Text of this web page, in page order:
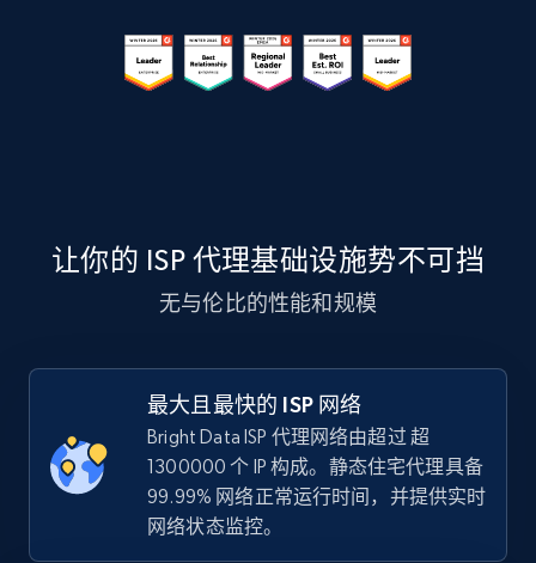
让你的 ISP 代理基础设施势不可挡
无与伦比的性能和规模
最大且最快的 ISP 网络
Bright Data ISP 代理网络由超过 超
1300000 个 IP 构成。静态住宅代理具备
99.99% 网络正常运行时间，并提供实时
网络状态监控。